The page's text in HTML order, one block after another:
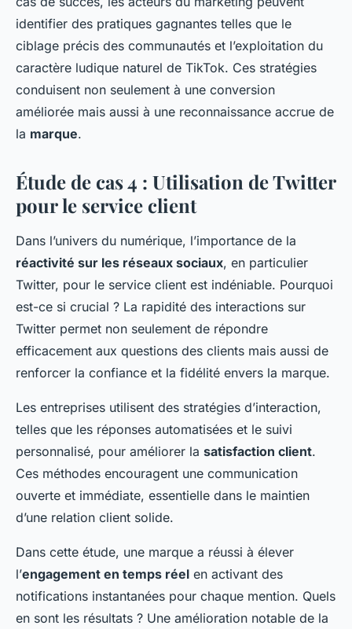
identifier des pratiques gagnantes telles que le
ciblage précis des communautés et l’exploitation du
caractère ludique naturel de TikTok. Ces stratégies
conduisent non seulement à une conversion
améliorée mais aussi à une reconnaissance accrue de
la marque.
Étude de cas 4 : Utilisation de Twitter
pour le service client
Dans l’univers du numérique, l’importance de la
réactivité sur les réseaux sociaux, en particulier
Twitter, pour le service client est indéniable. Pourquoi
est-ce si crucial ? La rapidité des interactions sur
Twitter permet non seulement de répondre
efficacement aux questions des clients mais aussi de
renforcer la confiance et la fidélité envers la marque.
Les entreprises utilisent des stratégies d’interaction,
telles que les réponses automatisées et le suivi
personnalisé, pour améliorer la satisfaction client.
Ces méthodes encouragent une communication
ouverte et immédiate, essentielle dans le maintien
d’une relation client solide.
Dans cette étude, une marque a réussi à élever
l’engagement en temps réel en activant des
notifications instantanées pour chaque mention. Quels
en sont les résultats ? Une amélioration notable de la